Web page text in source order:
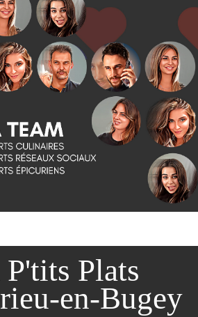
Plats
en-Bugey